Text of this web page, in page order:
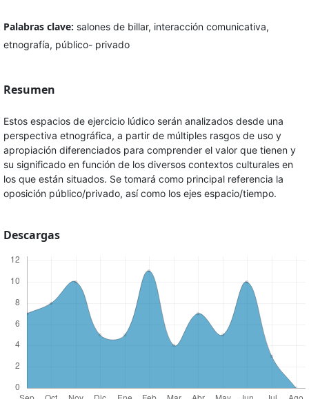
Palabras clave: salones de billar, interacción comunicativa,
etnografía, público- privado
Resumen
Estos espacios de ejercicio lúdico serán analizados desde una
perspectiva etnográfica, a partir de múltiples rasgos de uso y
apropiación diferenciados para comprender el valor que tienen y
su significado en función de los diversos contextos culturales en
los que están situados. Se tomará como principal referencia la
oposición público/privado, así como los ejes espacio/tiempo.
Descargas